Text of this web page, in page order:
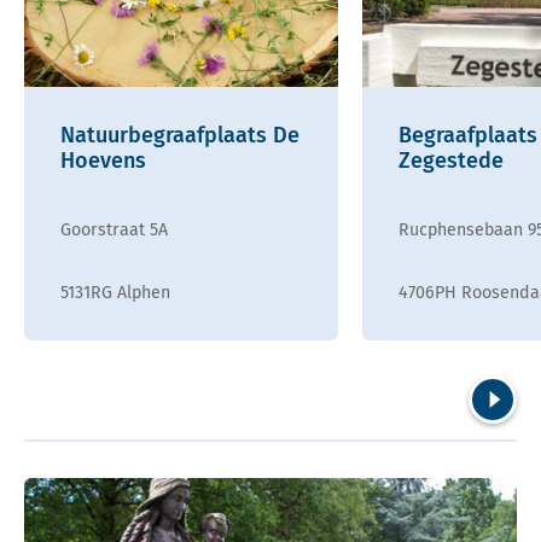
Natuurbegraafplaats De
Hoevens
Goorstraat 5A
5131RG Alphen
Begraafplaats
Zegestede
Rucphensebaan
4706PH